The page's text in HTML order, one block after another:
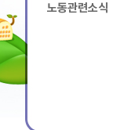
노동관련소식